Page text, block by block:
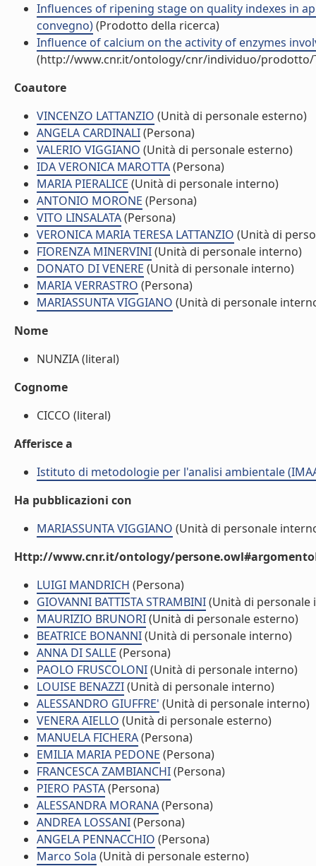
Influences of ripening stage on quality indexes in
convegno)(Prodotto della ricerca)
Influence of calcium on the activity of enzymes
(http://www.cnr.it/ontology/cnr/individuo/prodotto/
Coautore
VINCENZO LATTANZIO (Unità di personale esterno)
ANGELA CARDINALI(Persona)
VALERIO VIGGIANO (Unità di personale esterno)
IDA VERONICA MAROTTA(Persona)
MARIA PIERALICE (Unità di personale interno)
ANTONIO MORONE (Persona)
VITO LINSALATA(Persona)
VERONICA MARIA TERESA LATTANZIO (Unità di
FIORENZA MINERVINI(Unità di personale interno)
DONATO DI VENERE (Unità di personale interno)
MARIA VERRASTRO (Persona)
MARIASSUNTA VIGGIANO (Unità di personale
Nome
NUNZIA (literal)
Cognome
CICCO (literal)
Afferisce a
Istituto di metodologie per l'analisi ambientale
Ha pubblicazioni con
MARIASSUNTA VIGGIANO (Unità di personale
Http://www.cnr.it/ontology/
LUIGI MANDRICH (Persona)
GIOVANNI BATTISTA STRAMBINI(Unità di personale
MAURIZIO BRUNORI(Unità di personale esterno)
BEATRICE BONANNI(Unità di personale interno)
ANNA DI SALLE (Persona)
PAOLO FRUSCOLONI(Unità di personale interno)
LOUISE BENAZZI(Unità di personale interno)
ALESSANDRO GIUFFRE' (Unità di personale interno)
VENERA AIELLO (Unità di personale esterno)
MANUELA FICHERA(Persona)
EMILIA MARIA PEDONE (Persona)
FRANCESCA ZAMBIANCHI(Persona)
PIERO PASTA(Persona)
ALESSANDRA MORANA(Persona)
ANDREA LOSSANI(Persona)
ANGELA PENNACCHIO (Persona)
Marco Sola (Unità di personale esterno)